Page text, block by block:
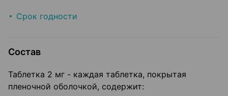
Срок годности
Состав
Таблетка 2 мг - каждая таблетка, покрытая
пленочной оболочкой, содержит: